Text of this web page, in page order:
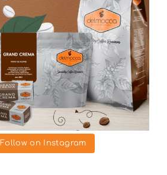
Follow on Instagram